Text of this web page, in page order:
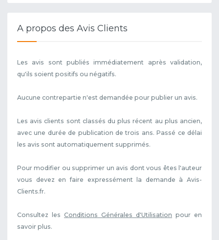
A propos des Avis Clients
Les avis sont publiés immédiatement après validation,
qu'ils soient positifs ou négatifs.
Aucune contrepartie n'est demandée pour publier un avis.
Les avis clients sont classés du plus récent au plus ancien,
avec une durée de publication de trois ans. Passé ce délai
les avis sont automatiquement supprimés.
Pour modifier ou supprimer un avis dont vous êtes l'auteur
vous devez en faire expressément la demande à Avis-
Clients.fr.
Consultez les Conditions Générales d'Utilisation pour en
savoir plus.